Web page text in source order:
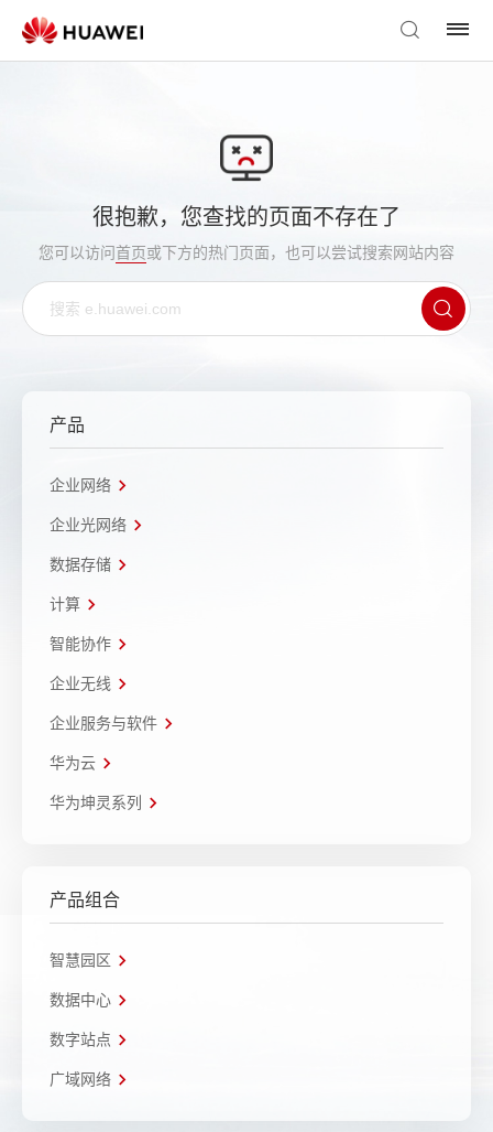
很抱歉，您查找的页面不存在了
您可以访问首页或下方的热门页面，也可以尝试搜索网站内容
产品
企业网络
企业光网络
数据存储
计算
智能协作
企业无线
企业服务与软件
华为云
华为坤灵系列
产品组合
智慧园区
数据中心
数字站点
广域网络